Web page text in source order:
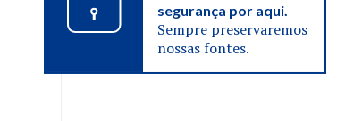
segurança por aqui.
Sempre preservaremos
nossas fontes.